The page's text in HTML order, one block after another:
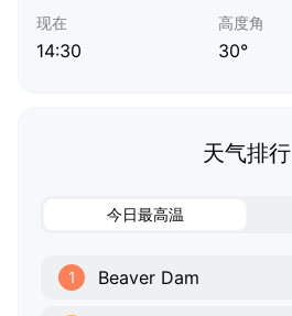
现在
14:30
高度角
30°
天气排行
今日最高温
1 Beaver Dam